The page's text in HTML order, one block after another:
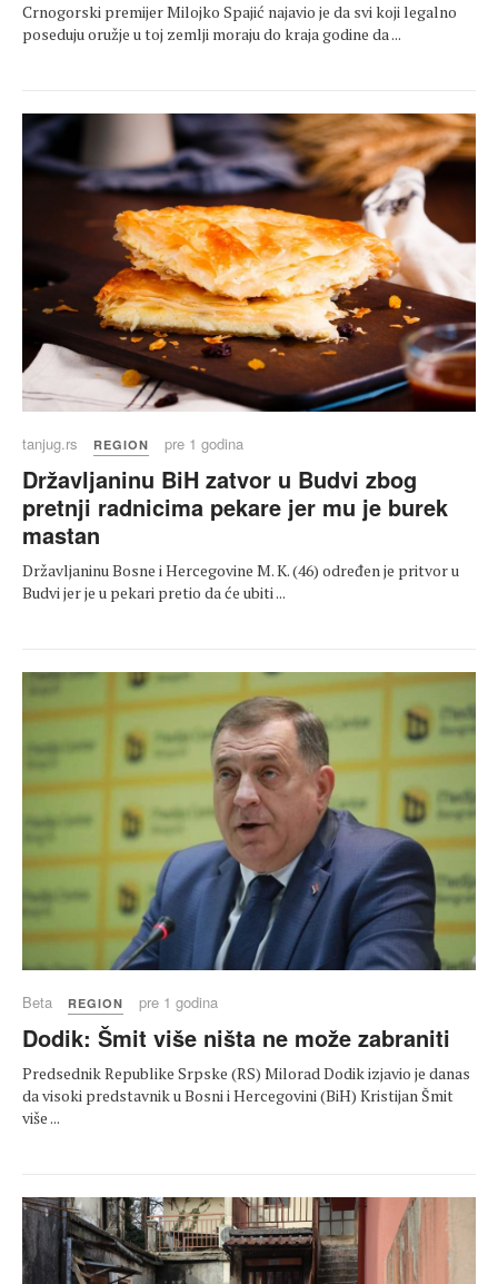
Crnogorski premijer Milojko Spajić najavio je da svi koji legalno
poseduju oružje u toj zemlji moraju do kraja godine da ...
tanjug.rs REGION pre 1 godina
Državljaninu BiH zatvor u Budvi zbog
pretnji radnicima pekare jer mu je burek
mastan
Državljaninu Bosne i Hercegovine M. K. (46) određen je pritvor u
Budvi jer je u pekari pretio da će ubiti ...
Beta REGION pre 1 godina
Dodik: Šmit više ništa ne može zabraniti
Predsednik Republike Srpske (RS) Milorad Dodik izjavio je danas
da visoki predstavnik u Bosni i Hercegovini (BiH) Kristijan Šmit
više ...